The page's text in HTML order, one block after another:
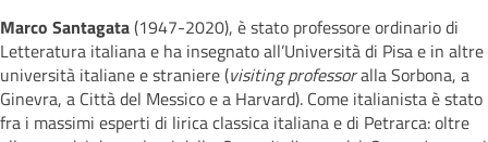
Marco Santagata(1947-2020), è stato professore ordinario di
Letteratura italiana e ha insegnato all’Università di Pisa e in altre
università italiane e straniere (visiting professoralla Sorbona, a
Ginevra, a Città del Messico e a Harvard). Come italianista è stato
fra i massimi esperti di lirica classica italiana e di Petrarca: oltre